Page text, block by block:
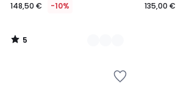
148,50 € -10%
5
/
135,00 €